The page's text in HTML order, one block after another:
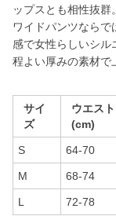
ップスとも相性抜群。
ワイドパンツなら
感で女性らしいシル
程よい厚みの素材で
サイ
ズ
ウエスト
(cm)
S 64-70
M 68-74
L 72-78